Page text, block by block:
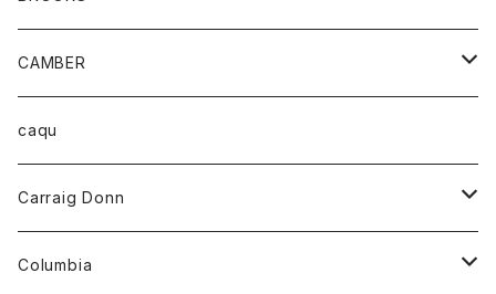
カードホルダー
カーディガン
ボトム
オーバーオール
ショートパンツ
レディース
オーバーオール
カーディガン
グッズ
靴
CAMBER
トップス
ハーフスリーブTシャツ
caqu
Carraig Donn
ニット
Columbia